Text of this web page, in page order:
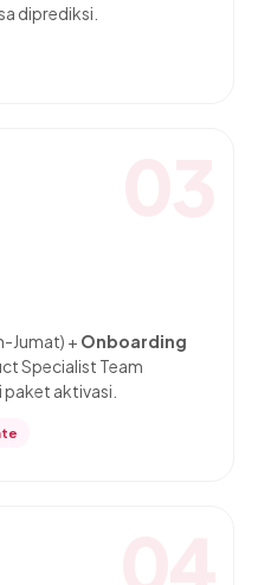
diprediksi.
Jumat) + Onboarding
Specialist Team
aktivasi.